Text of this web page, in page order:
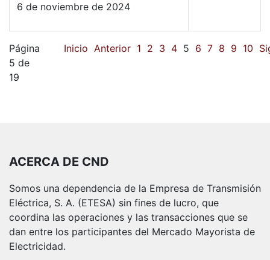
6 de noviembre de 2024
Página
5 de
19
Inicio Anterior 1 2 3 4 5 6 7 8 9 10
ACERCA DE CND
Somos una dependencia de la Empresa de Transmisión
Eléctrica, S. A. (ETESA) sin fines de lucro, que
coordina las operaciones y las transacciones que se
dan entre los participantes del Mercado Mayorista de
Electricidad.